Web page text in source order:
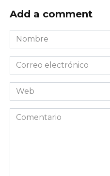
Add a comment
Nombre
*
Correo
electrónico
*Web
Comentario